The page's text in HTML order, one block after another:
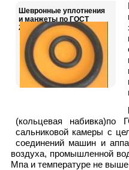
Шевронные уплотнения
и манжеты по ГОСТ
22704-77
(кольцевая набивка)по
сальниковой камеры с
соединений машин и
воздуха, промышленной
Мпа и температуре не